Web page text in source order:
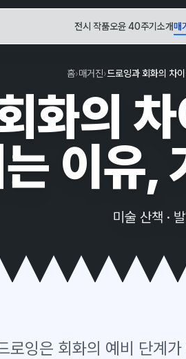
전시 작품오윤 40주기 소개매
홈›매거진›드로잉과 회화의 차
화의
이유,
미술 산책 ·
로잉은 회화의 예비 단계